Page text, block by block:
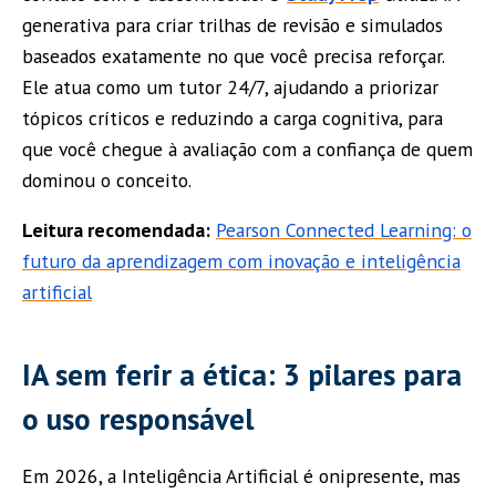
generativa para criar trilhas de revisão e simulados
baseados exatamente no que você precisa reforçar.
Ele atua como um tutor 24/7, ajudando a priorizar
tópicos críticos e reduzindo a carga cognitiva, para
que você chegue à avaliação com a confiança de quem
dominou o conceito.
Leitura recomendada: Pearson Connected Learning: o
futuro da aprendizagem com inovação e inteligência
artificial
IA sem ferir a ética: 3 pilares para
o uso responsável
Em 2026, a Inteligência Artificial é onipresente, mas